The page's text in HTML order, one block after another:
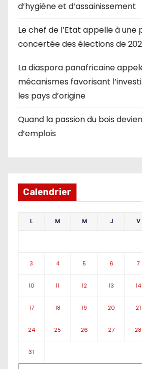
d’hygiène et d’assainissement
Le chef de l’Etat appelle à
concertée des élections de
La diaspora panafricaine
mécanismes favorisant
les pays d’origine
Quand la passion du bois
d’emplois
Calendrier
L M M J V
3 4 5 6 7
10 11 12 13 14
17 18 19 20 21
24 25 26 27 28
31